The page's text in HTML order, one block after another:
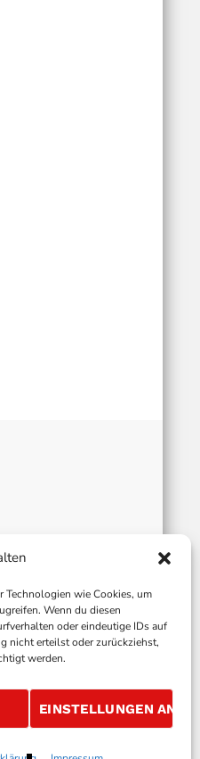
Technologien wie Cookies, um
Wenn du diesen
oder eindeutige IDs auf
nicht erteilst oder zurückziehst,
werden.
EINSTELLUNGEN